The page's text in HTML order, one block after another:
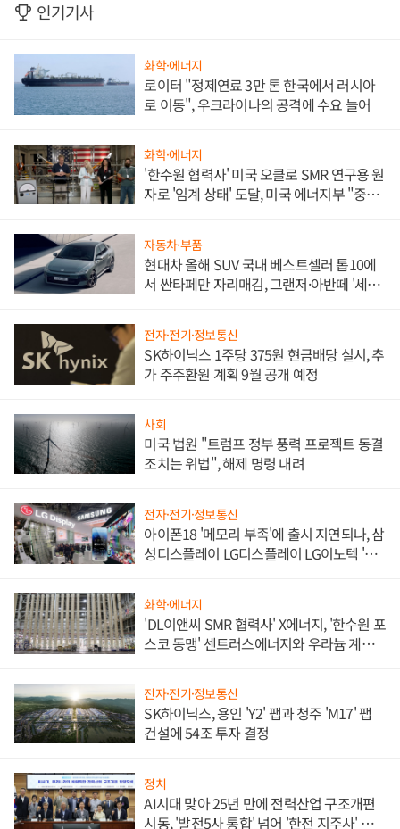
인기기사
화학·에너지
로이터 "정제연료 3만 톤 한국에서 러시아
로 이동", 우크라이나의 공격에 수요 늘어
화학·에너지
'한수원 협력사' 미국 오클로 SMR 연구용 원
자로 '임계 상태' 도달, 미국 에너지부 "중요
자동차·부품
현대차 올해 SUV 국내 베스트셀러 톱10에
서 싼타페만 자리매김, 그랜저·아반떼 '세단
전자·전기·정보통신
SK하이닉스 1주당 375원 현금배당 실시, 추
가 주주환원 계획 9월 공개 예정
사회
미국 법원 "트럼프 정부 풍력 프로젝트 동결
조치는 위법", 해제 명령 내려
전자·전기·정보통신
아이폰18 '메모리 부족'에 출시 지연되나, 삼
성디스플레이 LG디스플레이 LG이노텍 '탈
화학·에너지
'DL이앤씨 SMR 협력사' X에너지, '한수원 포
스코 동맹' 센트러스에너지와 우라늄 계약
전자·전기·정보통신
SK하이닉스, 용인 'Y2' 팹과 청주 'M17' 팹
건설에 54조 투자 결정
정치
AI시대 맞아 25년 만에 전력산업 구조개편
시동, '발전5사 통합' 넘어 '한전 지주사' 재편